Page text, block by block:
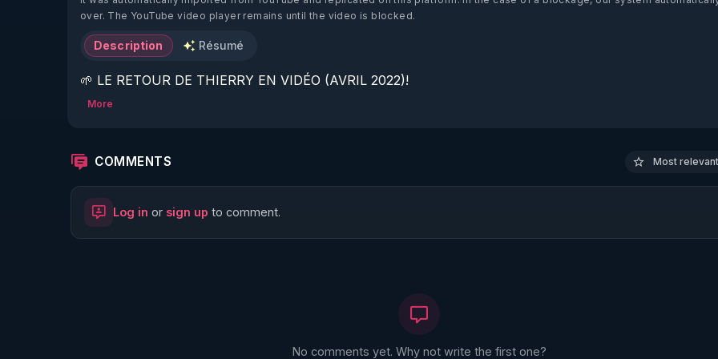
over. The YouTube video player remains until the video is blocked.
Description Résumé
🌱 LE RETOUR DE THIERRY EN VIDÉO (AVRIL 2022)!
🌱 LE MAGAZINE RÉGÉNÈRE
http://rgnr.li/ymag
More
COMMENTS Most
Log in or sign up to comment.
No comments yet. Why not write the first one?